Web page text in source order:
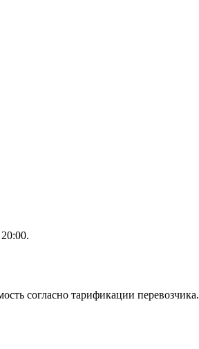
согласно тарификации перевозчика.